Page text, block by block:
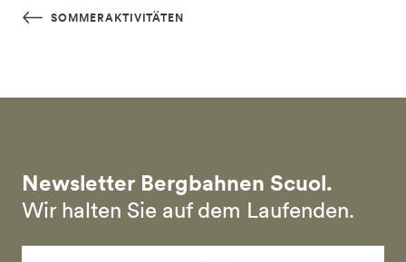
Skip to main content
SOMMERAKTIVITÄTEN
Newsletter Bergbahnen Scuol.
Wir halten Sie auf dem Laufenden.